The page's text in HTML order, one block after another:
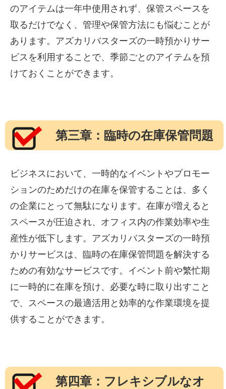
のアイテムは一年中使用されず、保管スペースを
取るだけでなく、管理や保管方法にも悩むことが
あります。アズカリバスターズの一時預かりサー
ビスを利用することで、季節ごとのアイテムを預
けておくことができます。
第三章：臨時の在庫保管問題
ビジネスにおいて、一時的なイベントやプロモー
ションのためだけの在庫を保管することは、多く
の企業にとって無駄になります。在庫が増えると
スペースが圧迫され、オフィス内の作業効率や生
産性が低下します。アズカリバスターズの一時預
かりサービスは、臨時の在庫保管問題を解決する
ための有効なサービスです。イベント前や繁忙期
に一時的に在庫を預け、必要な時に取り出すこと
で、スペースの最適活用と効率的な作業環境を提
供することができます。
第四章：フレキシブルなオ